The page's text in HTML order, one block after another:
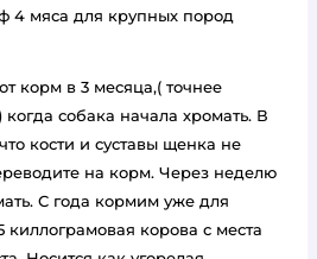
4 мяса для крупных пород
корм в 3 месяца,( точнее
собака начала хромать. В
кости и суставы щенка не
на корм. Через неделю
С года кормим уже для
киллограмовая корова с места